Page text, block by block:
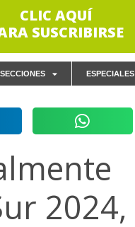
CLIC AQUÍ
SUSCRIBIRSE
SECCIONES ESPECIALES
2024,